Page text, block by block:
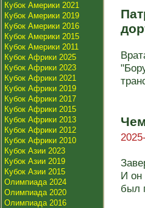
Кубок Америки 2021
Кубок Америки 2019
Кубок Америки 2016
Кубок Америки 2015
Кубок Америки 2011
Кубок Африки 2025
Кубок Африки 2023
Кубок Африки 2021
Кубок Африки 2019
Кубок Африки 2017
Кубок Африки 2015
Кубок Африки 2013
Кубок Африки 2012
Кубок Африки 2010
Кубок Азии 2023
Кубок Азии 2019
Кубок Азии 2015
Олимпиада 2024
Олимпиада 2020
Олимпиада 2016
И он
был